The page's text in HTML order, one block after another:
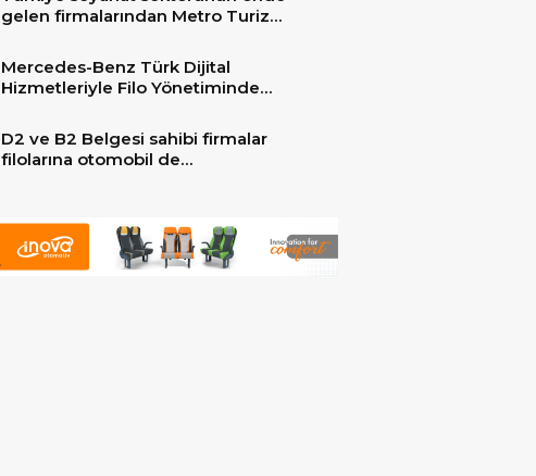
gelen firmalarından Metro Turizm
zirvesindeki 2 adet yepyeni MAN
Skyliner ile güçlendirdi!
Mercedes-Benz Türk Dijital
Hizmetleriyle Filo Yönetiminde
D2 ve B2 Belgesi sahibi firmalar
filolarına otomobil de